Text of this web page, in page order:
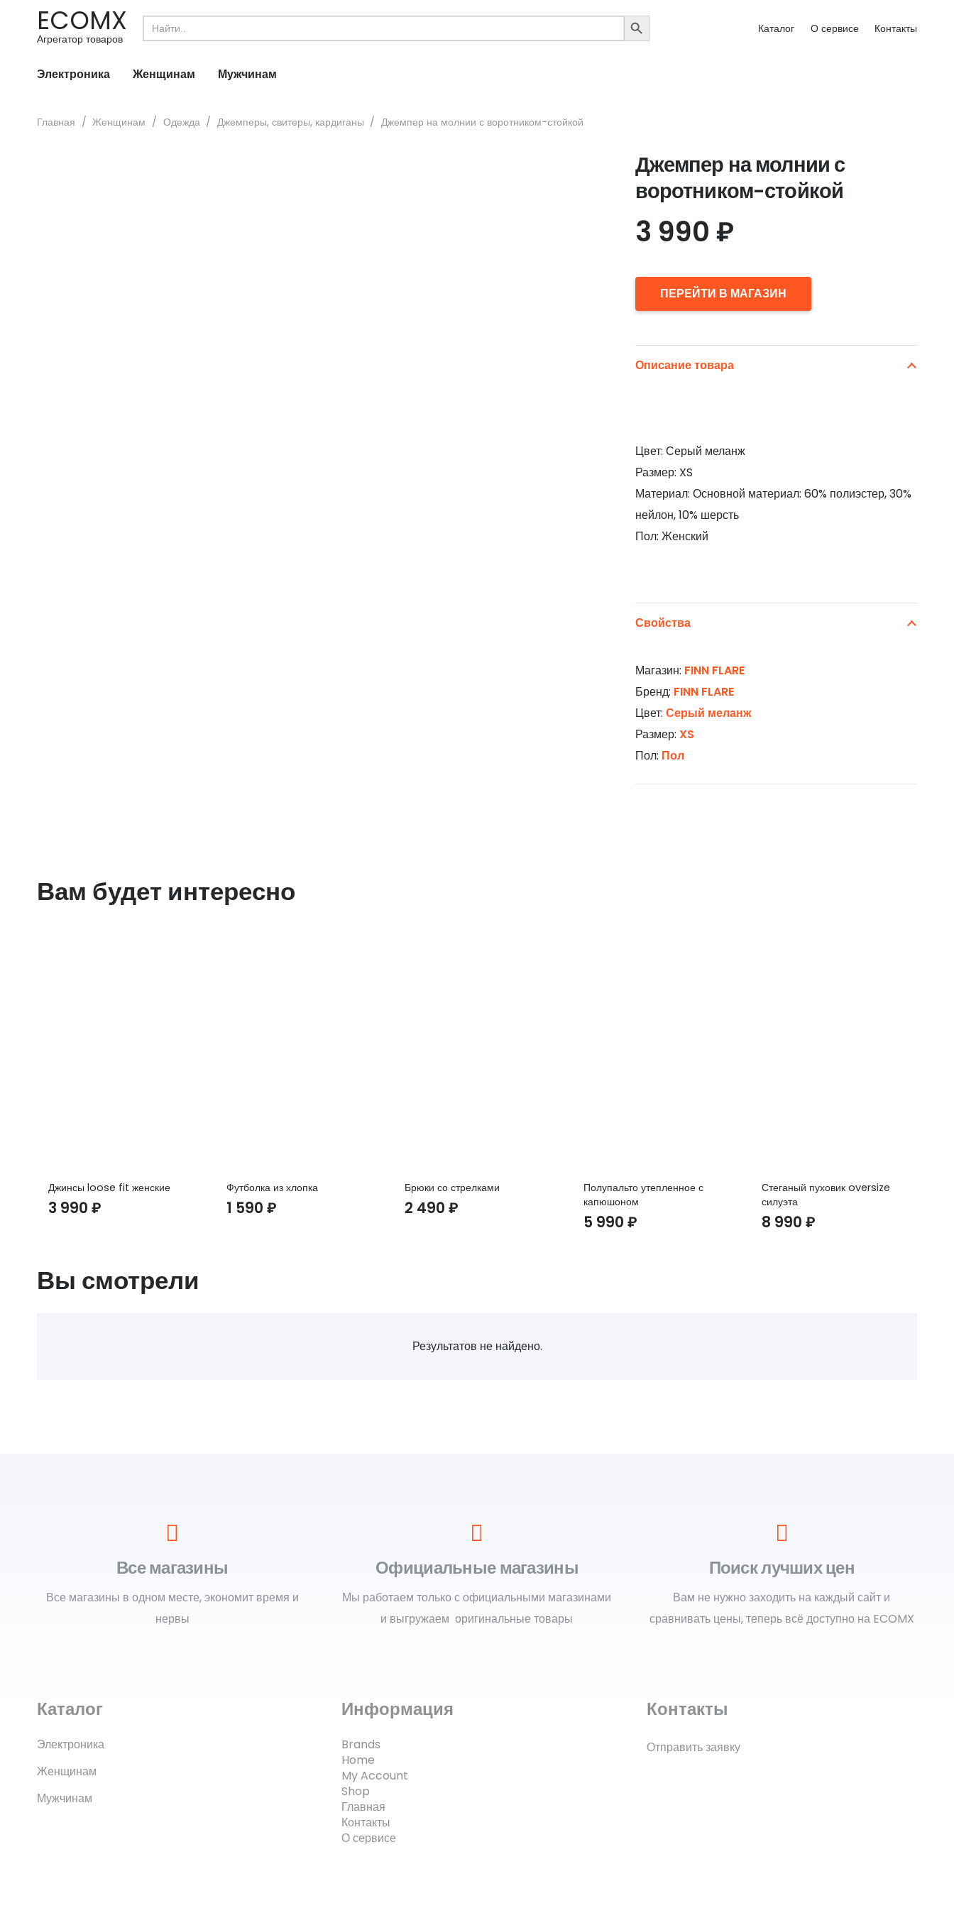
ECOMX
Агрегатор товаров
Search
for:
SEARCH
BUTTON
Каталог О сервисе Контакты
Электроника Женщинам Мужчинам
Главная / Женщинам / Одежда / Джемперы, свитеры, кардиганы / Джемпер на молнии с воротником-стойкой
Джемпер на молнии с
воротником-стойкой
3 990 ₽
ПЕРЕЙТИ В МАГАЗИН
Описание товара
Цвет: Серый меланж
Размер: XS
Материал: Основной материал: 60% полиэстер, 30%
нейлон, 10% шерсть
Пол: Женский
Свойства
Магазин: FINN FLARE
Бренд: FINN FLARE
Цвет: Серый меланж
Размер: XS
Пол: Пол
Вам будет интересно
Джинсы loose fit женские
3 990 ₽
Футболка из хлопка
1 590₽
Брюки со стрелками
2 490₽
Полупальто утепленное с
капюшоном
5 990 ₽
Стеганый пуховик oversize
силуэта
8 990 ₽
Вы смотрели
Результатов не найдено.
Все магазины
Все магазины в одном месте, экономит время и
нервы
Официальные магазины
Мы работаем только с официальными магазинами
и выгружаем оригинальные товары
Поиск лучших цен
Вам не нужно заходить на каждый сайт и
сравнивать цены, теперь всё доступно на ECOMX
Каталог
Электроника
Женщинам
Мужчинам
Информация
Brands
Home
My Account
Shop
Главная
Контакты
О сервисе
Контакты
Отправить заявку